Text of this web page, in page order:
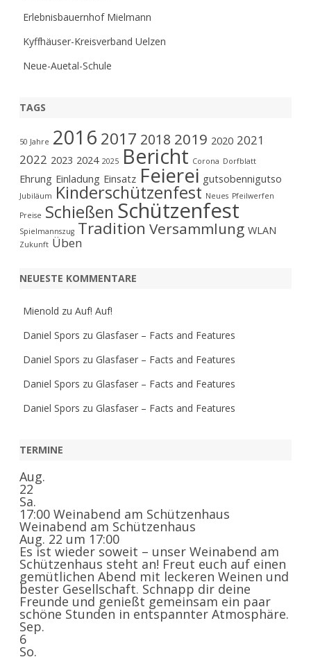
Erlebnisbauernhof Mielmann
Kyffhäuser-Kreisverband Uelzen
Neue-Auetal-Schule
TAGS
50 Jahre 2016 2017 2018 2019 2020 2021
2022 2023 2024 2025 Bericht Corona Dorfblatt
Ehrung Einladung Einsatz Feierei gutsobennigutso
Jubiläum Kinderschützenfest Neues Pfeilwerfen
Preise Schießen Schützenfest
Spielmannszug Tradition Versammlung WLAN
Zukunft Üben
NEUESTE KOMMENTARE
Mienold zu Auf! Auf!
Daniel Spors zu Glasfaser – Facts and Features
Daniel Spors zu Glasfaser – Facts and Features
Daniel Spors zu Glasfaser – Facts and Features
Daniel Spors zu Glasfaser – Facts and Features
TERMINE
Aug.
22
Sa.
17:00 Weinabend am Schützenhaus
Weinabend am Schützenhaus
Aug. 22 um 17:00
Es ist wieder soweit – unser Weinabend am
Schützenhaus steht an! Freut euch auf einen
gemütlichen Abend mit leckeren Weinen und
bester Gesellschaft. Schnapp dir deine
Freunde und genießt gemeinsam ein paar
schöne Stunden in entspannter Atmosphäre.
Sep.
6
So.